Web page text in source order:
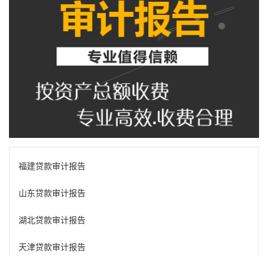
福建贷款审计报告
山东贷款审计报告
湖北贷款审计报告
天津贷款审计报告